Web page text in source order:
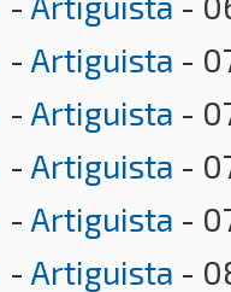
- Artiguista -
- Artiguista -
- Artiguista -
- Artiguista -
- Artiguista -